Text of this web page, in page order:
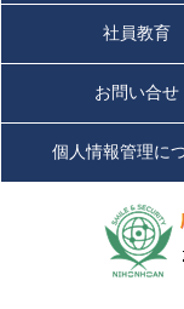
社員教育
お問い合せ
個人情報管理に